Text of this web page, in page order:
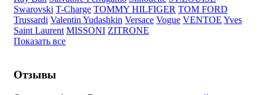
Swarovski T-Charge TOMMY HILFIGER TOM FORD
Trussardi Valentin Yudashkin Versace Vogue VENTOE Yves
Saint Laurent MISSONI ZITRONE
Показать все
Отзывы